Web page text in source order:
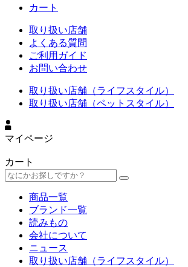
カート
取り扱い店舗
よくある質問
ご利用ガイド
お問い合わせ
取り扱い店舗（ライフスタイル）
取り扱い店舗（ペットスタイル）
マイページ
カート
商品一覧
ブランド一覧
読みもの
会社について
ニュース
取り扱い店舗（ライフスタイル）